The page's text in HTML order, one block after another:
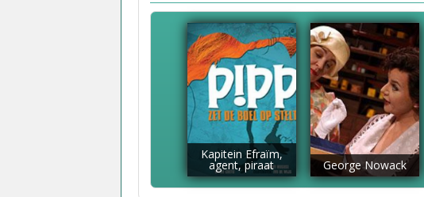
Kapitein Efraïm,
agent, piraat George Nowack